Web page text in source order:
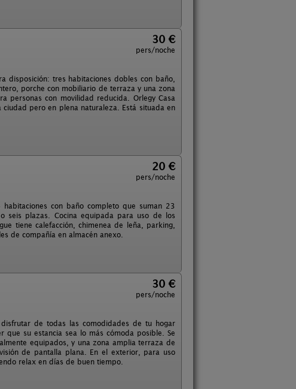
30 €
pers/noche
disposición: tres habitaciones dobles con baño,
porche con mobiliario de terraza y una zona
personas con movilidad reducida. Orlegy Casa
pero en plena naturaleza. Está situada en
20 €
pers/noche
con baño completo que suman 23
seis plazas. Cocina equipada para uso de los
tiene calefacción, chimenea de leña, parking,
de compañía en almacén anexo.
30 €
pers/noche
de todas las comodidades de tu hogar
su estancia sea lo más cómoda posible. Se
equipados, y una zona amplia terraza de
de pantalla plana. En el exterior, para uso
relax en días de buen tiempo.